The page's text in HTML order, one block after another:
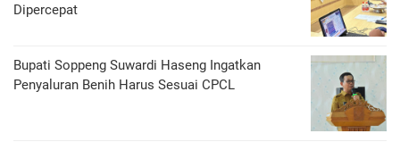
Dipercepat
Bupati Soppeng Suwardi Haseng Ingatkan
Penyaluran Benih Harus Sesuai CPCL